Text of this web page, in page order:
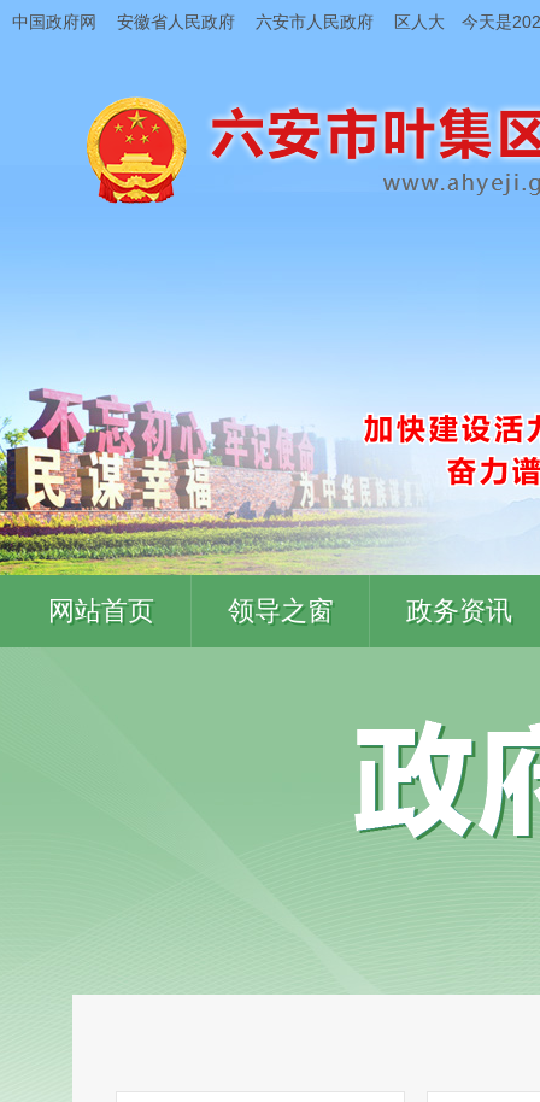
中国政府网 安徽省人民政府 六安市人民政府 区人大 今天是
网站首页 领导之窗 政务资讯